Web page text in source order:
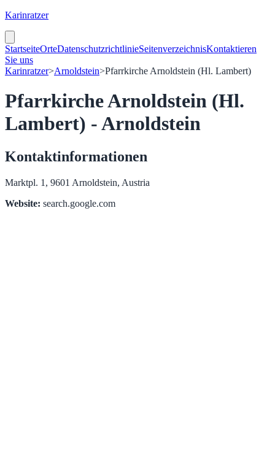
Karinratzer
StartseiteOrteDatenschutzrichtlinieSeitenverzeichnisKontaktieren
Sie uns
Karinratzer>Arnoldstein>Pfarrkirche Arnoldstein (Hl. Lambert)
Pfarrkirche Arnoldstein (Hl.
Lambert) - Arnoldstein
Kontaktinformationen
Marktpl. 1, 9601 Arnoldstein, Austria
Website: search.google.com